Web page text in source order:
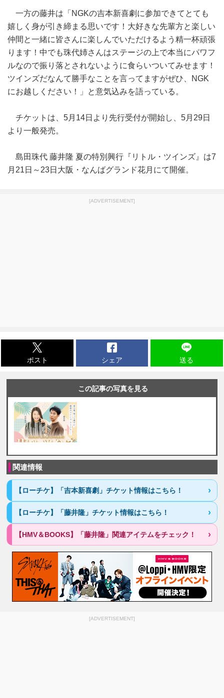
一方の藤井は「NGKの吉本新喜劇に参加できてとても
嬉しく身が引き締まる思いです！大好きな先輩方と楽しい
仲間と一緒に皆さんに楽しんでいただけるよう精一杯頑張
ります！中でも珠代姉さんはステージの上で本当にパワフ
ルなので振り落とされないように食らいついてみせます！
ツインズだなんて勝手なことを言ってますがぜひ、NGK
にお越しください！」と意気込みを語っている。
チケットは、5月14日より先行受付が開始し、5月29日
より一般発売。
島田珠代 藤井隆 夏の特別興行『リトル・ツインズ』は7
月21日～23日大阪・なんばグランド花月にて開催。
[ADVERTISEMENT]
ポスト シェア 送る
この記事の写真を見る
関連情報
【ローチケ】「吉本新喜劇」チケット情報はこちら！
【ローチケ】「藤井隆」チケット情報はこちら！
【HMV＆BOOKS】「藤井隆」関連アイテムをチェック！
[ADVERTISEMENT]